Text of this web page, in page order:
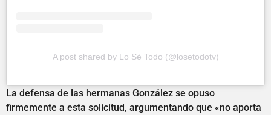
A post shared by Lo Sé Todo (@losetodotv)
La defensa de las hermanas González se opuso
firmemente a esta solicitud, argumentando que «no aporta